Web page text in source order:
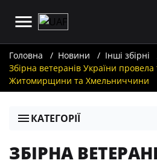
Головна Новини
Інші збірні
Збірна ветеранів України
Житомирщини та Хмельниччини
КАТЕГОРІЇ
ЗБІРНА